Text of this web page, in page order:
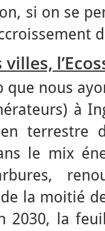
si on se
villes,
que nous
à
terrestre
le mix
la moitié
2030, la